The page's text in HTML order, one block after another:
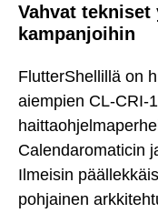
Vahvat
kampanjoihin
FlutterShellillä on
aiempien CL-CRI-
Calendaromaticin
Ilmeisin
pohjainen